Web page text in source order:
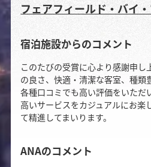
フェアフィールド・バイ
宿泊施設からのコメント
このたびの受賞に心より感謝申し
の良さ、快適・清潔な客室、種類
各種口コミでも高い評価をいただ
高いサービスをカジュアルにお楽
て精進してまいります。
ANAのコメント